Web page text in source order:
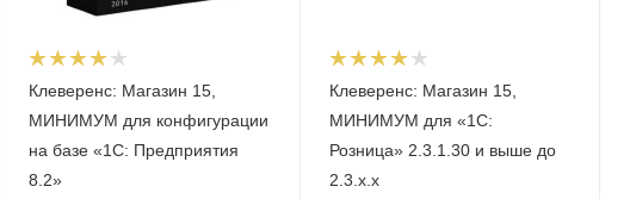
Клеверенс: Магазин 15,
МИНИМУМ для конфигурации
на базе «1С: Предприятия
8.2»
Клеверенс: Магазин 15,
МИНИМУМ для «1С:
Розница» 2.3.1.30 и выше до
2.3.x.x